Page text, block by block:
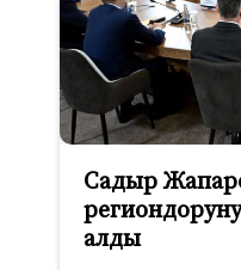
Садыр
алды